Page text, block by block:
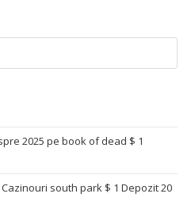
2025 pe book of dead $ 1
south park $ 1 Depozit 20